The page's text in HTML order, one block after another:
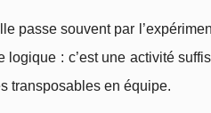
passe souvent par
logique : c’est une activité
transposables en équipe.